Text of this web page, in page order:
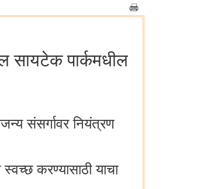
सायटेक पार्कमधील
संसर्गावर नियंत्रण
करण्यासाठी याचा